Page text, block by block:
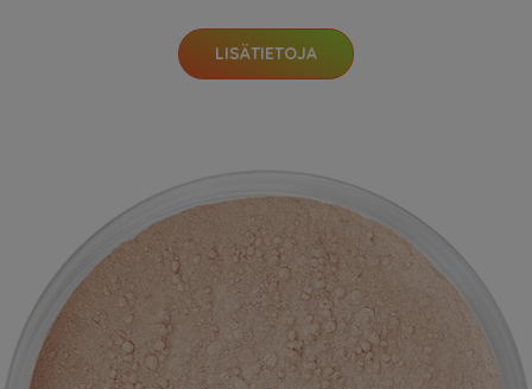
LISÄTIETOJA